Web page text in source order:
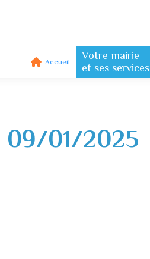
Accueil
Votre mairie
et ses services
09/01/2025